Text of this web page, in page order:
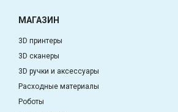
МАГАЗИН
3D принтеры
3D сканеры
3D ручки и аксессуары
Расходные материалы
Роботы